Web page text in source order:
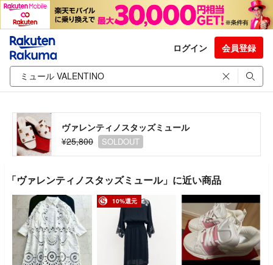
ログイン 会員登録
ヴァレンティノスタッズミュール
¥25,800
SOLDOUT
「ヴァレンティノスタッズミュール」に近い商品
10%還元